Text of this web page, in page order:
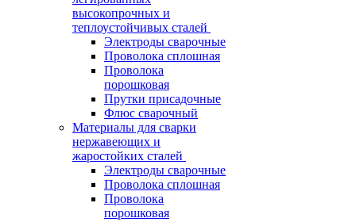
высокопрочных и
теплоустойчивых сталей
Электроды сварочные
Проволока сплошная
Проволока
порошковая
Прутки присадочные
Флюс сварочный
Материалы для сварки
нержавеющих и
жаростойких сталей
Электроды сварочные
Проволока сплошная
Проволока
порошковая